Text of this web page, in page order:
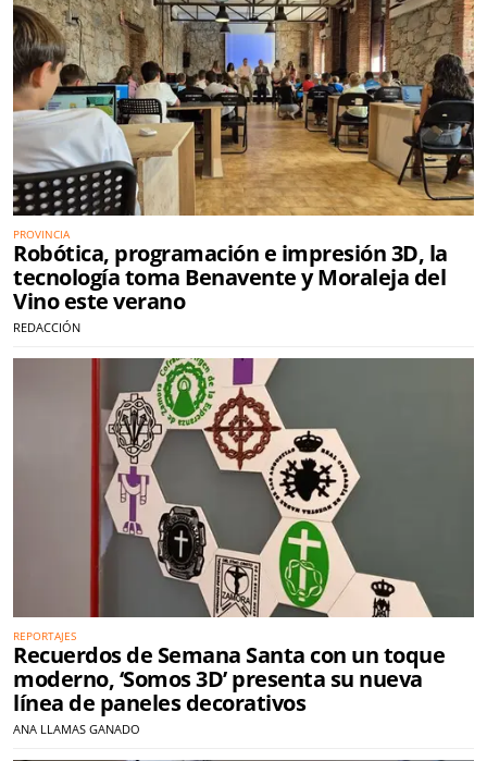
PROVINCIA
Robótica, programación e impresión 3D, la
tecnología toma Benavente y Moraleja del
Vino este verano
REDACCIÓN
REPORTAJES
Recuerdos de Semana Santa con un toque
moderno, ‘Somos 3D’ presenta su nueva
línea de paneles decorativos
ANA LLAMAS GANADO